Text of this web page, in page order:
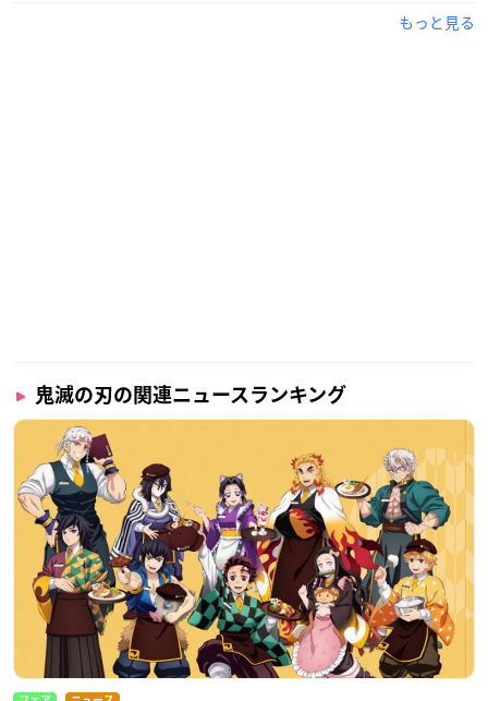
もっと見る
鬼滅の刃の関連ニュースランキング